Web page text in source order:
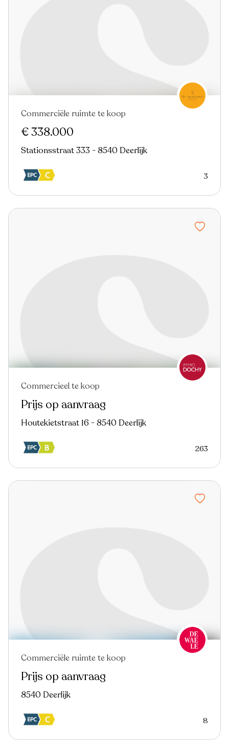
Virtual tour
Commerciële ruimte te koop
€ 338.000
Stationsstraat 333 - 8540 Deerlijk
3
Commercieel te koop
Prijs op aanvraag
Houtekietstraat 16 - 8540 Deerlijk
263
Commerciële ruimte te koop
Prijs op aanvraag
8540 Deerlijk
8